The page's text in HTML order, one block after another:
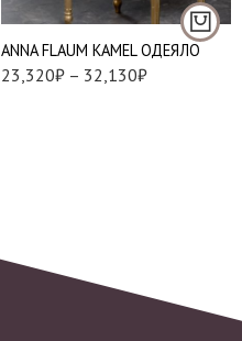
ANNA FLAUM KAMEL ОДЕЯЛО
23,320₽ – 32,130₽
Евро (200*220 см.)